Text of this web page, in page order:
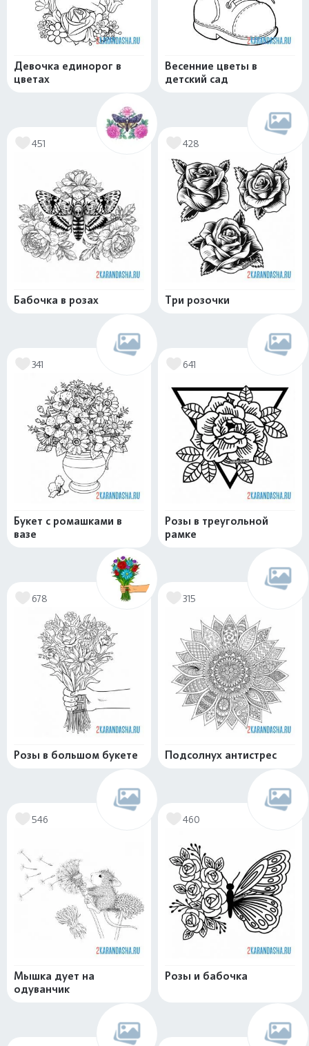
Девочка единорог в
цветах
Весенние цветы в
детский сад
451
Бабочка в розах
428
Три розочки
341
Букет с ромашками в
вазе
641
Розы в треугольной
рамке
678
Розы в большом букете
315
Подсолнух антистрес
546
Мышка дует на
одуванчик
460
Розы и бабочка